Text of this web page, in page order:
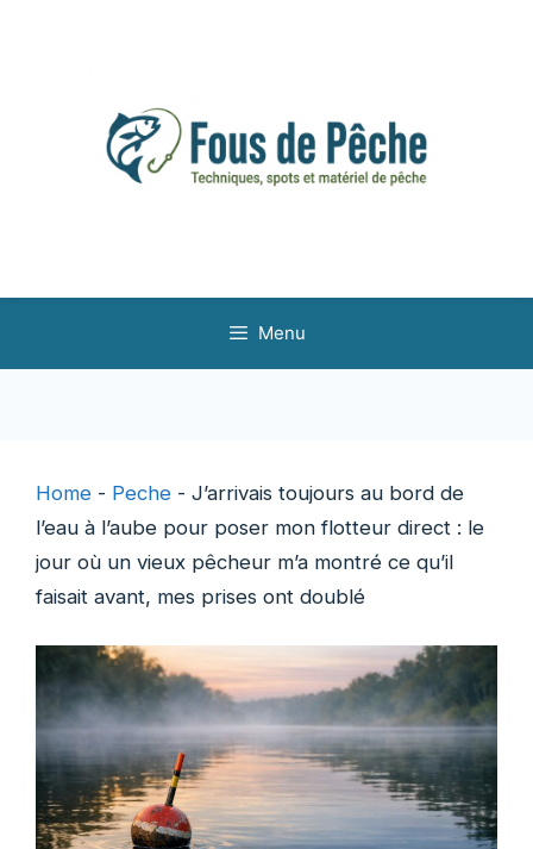
Menu
Home - Peche - J’arrivais toujours au bord de
l’eau à l’aube pour poser mon flotteur direct : le
jour où un vieux pêcheur m’a montré ce qu’il
faisait avant, mes prises ont doublé